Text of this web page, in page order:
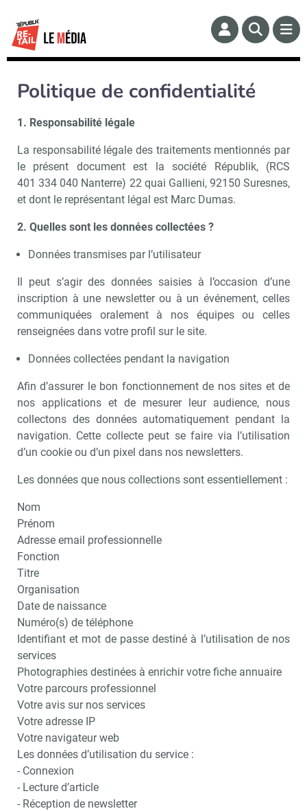
Politique de confidentialité
1. Responsabilité légale
La responsabilité légale des traitements mentionnés par
le présent document est la société Républik, (RCS
401 334 040 Nanterre) 22 quai Gallieni, 92150 Suresnes,
et dont le représentant légal est Marc Dumas.
2. Quelles sont les données collectées ?
Données transmises par l’utilisateur
Il peut s’agir des données saisies à l’occasion d’une
inscription à une newsletter ou à un événement, celles
communiquées oralement à nos équipes ou celles
renseignées dans votre profil sur le site.
Données collectées pendant la navigation
Afin d’assurer le bon fonctionnement de nos sites et de
nos applications et de mesurer leur audience, nous
collectons des données automatiquement pendant la
navigation. Cette collecte peut se faire via l’utilisation
d’un cookie ou d’un pixel dans nos newsletters.
Les données que nous collections sont essentiellement :
Nom
Prénom
Adresse email professionnelle
Fonction
Titre
Organisation
Date de naissance
Numéro(s) de téléphone
Identifiant et mot de passe destiné à l’utilisation de nos
services
Photographies destinées à enrichir votre fiche annuaire
Votre parcours professionnel
Votre avis sur nos services
Votre adresse IP
Votre navigateur web
Les données d’utilisation du service :
- Connexion
- Lecture d’article
- Réception de newsletter